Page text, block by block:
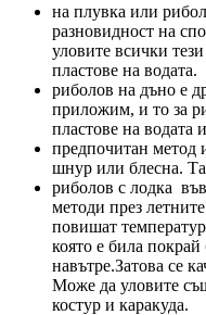
на плувка или
разновидност на
уловите всички
пластове на водата.
риболов на дъно е
приложим, и то за
пластове на водата
предпочитан метод
шнур или блесна.
риболов с лодка
методи през
повишат
която е била
навътре.Затова се
Може да уловите
костур и каракуда.